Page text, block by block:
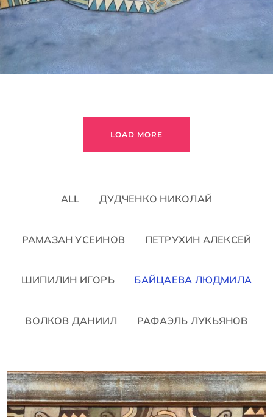
LOAD MORE
ALL ДУДЧЕНКО НИКОЛАЙ
РАМАЗАН УСЕИНОВ ПЕТРУХИН АЛЕКСЕЙ
ШИПИЛИН ИГОРЬ БАЙЦАЕВА ЛЮДМИЛА
ВОЛКОВ ДАНИИЛ РАФАЭЛЬ ЛУКЬЯНОВ